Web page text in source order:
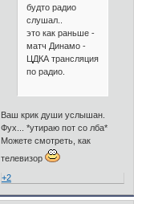
будто радио
слушал..
это как раньше -
матч Динамо -
ЦДКА трансляция
по радио.
Ваш крик души услышан.
Фух... *утираю пот со лба*
Можете смотреть, как
телевизор
+2